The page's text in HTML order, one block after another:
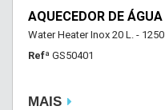
AQUECEDOR DE
Water Heater Inox 20 L. -
Refª GS50401
MAIS